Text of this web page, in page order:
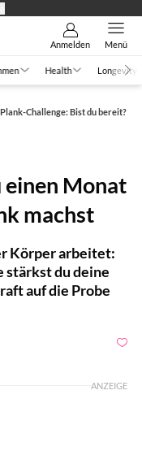
Anmelden Menü
Health Longevity
Challenge: Bist du bereit?
einen Monat
machst
Körper arbeitet:
stärkst du deine
auf die Probe
ANZEIGE